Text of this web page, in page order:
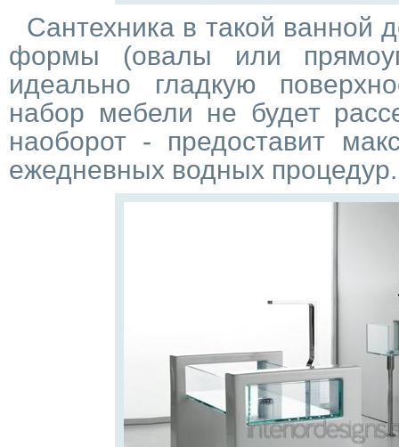
Сантехника в такой ванной
формы (овалы или
идеально гладкую
набор мебели не будет
наоборот - предоставит
ежедневных водных